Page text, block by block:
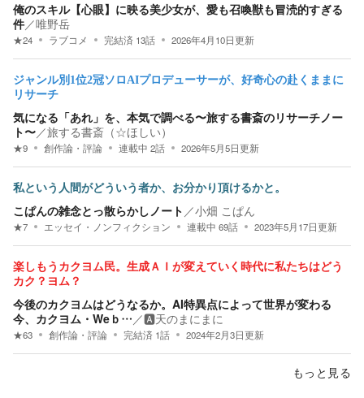
俺のスキル【心眼】に映る美少女が、愛も召喚獣も冒涜的すぎる
件／唯野岳
★24 ラブコメ 完結済 13話 2026年4月10日更新
ジャンル別1位2冠ソロAIプロデューサーが、好奇心の赴くままに
リサーチ
気になる「あれ」を、本気で調べる〜旅する書斎のリサーチノー
ト〜／旅する書斎（☆ほしい）
★9 創作論・評論 連載中 2話 2026年5月5日更新
私という人間がどういう者か、お分かり頂けるかと。
こぱんの雑念とっ散らかしノート ／小畑 こぱん
★7 エッセイ・ノンフィクション 連載中 69話 2023年5月17日更新
楽しもうカクヨム民。生成ＡＩが変えていく時代に私たちはどう
カク？ヨム？
今後のカクヨムはどうなるか。AI特異点によって世界が変わる
今、カクヨム・Weｂ…／🅰️天のまにまに
★63 創作論・評論 完結済 1話 2024年2月3日更新
もっと見る